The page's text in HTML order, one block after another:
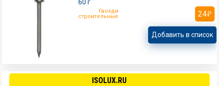
60 г
Гвозди
строительные
24
Добавить в список
ISOLUX.RU